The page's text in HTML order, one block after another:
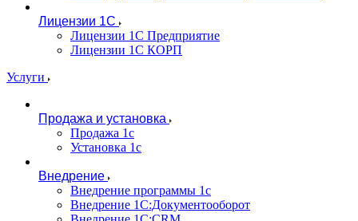
Лицензии 1С
Лицензии 1С Предприятие
Лицензии 1С КОРП
Услуги
Продажа и установка
Продажа 1с
Установка 1с
Внедрение
Внедрение программы 1с
Внедрение 1С:Документооборот